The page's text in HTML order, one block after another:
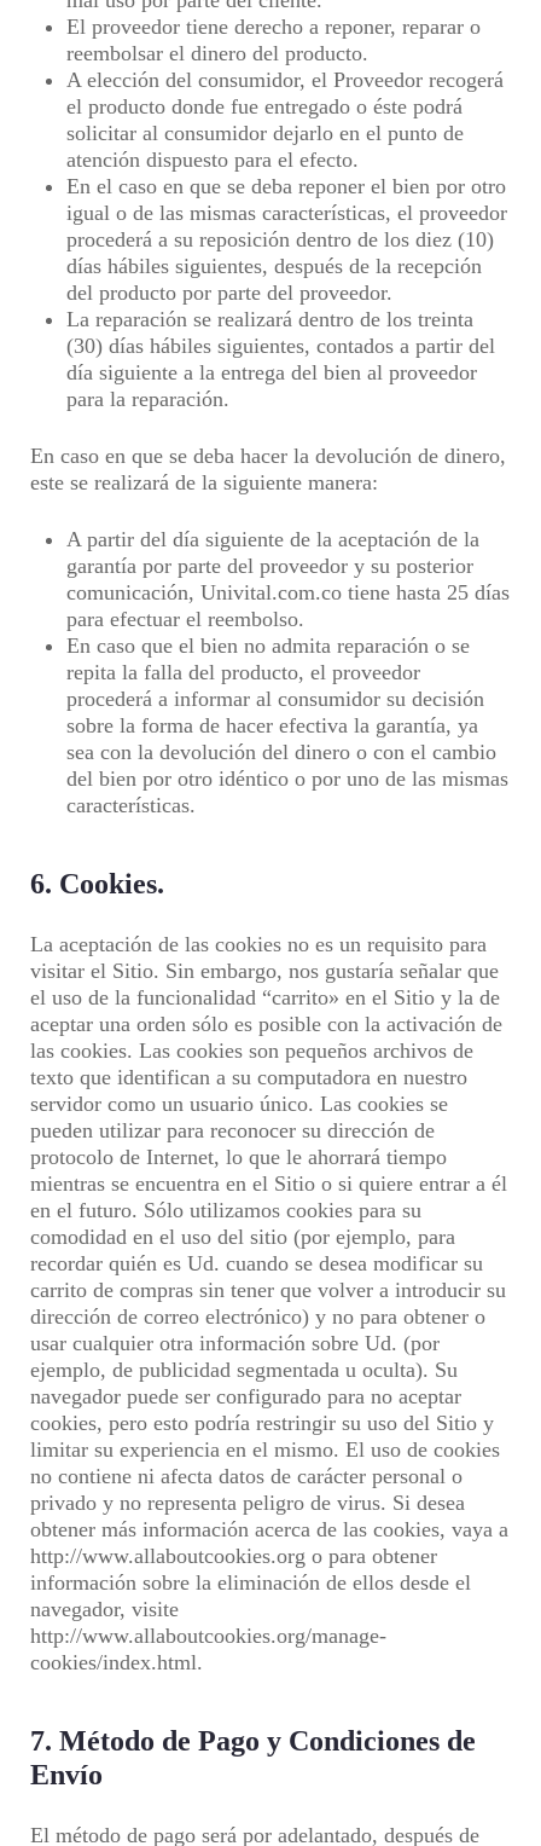
El proveedor tiene derecho a reponer, reparar o
reembolsar el dinero del producto.
A elección del consumidor, el Proveedor recogerá
el producto donde fue entregado o éste podrá
solicitar al consumidor dejarlo en el punto de
atención dispuesto para el efecto.
En el caso en que se deba reponer el bien por otro
igual o de las mismas características, el proveedor
procederá a su reposición dentro de los diez (10)
días hábiles siguientes, después de la recepción
del producto por parte del proveedor.
La reparación se realizará dentro de los treinta
(30) días hábiles siguientes, contados a partir del
día siguiente a la entrega del bien al proveedor
para la reparación.
En caso en que se deba hacer la devolución de dinero,
este se realizará de la siguiente manera:
A partir del día siguiente de la aceptación de la
garantía por parte del proveedor y su posterior
comunicación, Univital.com.co tiene hasta 25 días
para efectuar el reembolso.
En caso que el bien no admita reparación o se
repita la falla del producto, el proveedor
procederá a informar al consumidor su decisión
sobre la forma de hacer efectiva la garantía, ya
sea con la devolución del dinero o con el cambio
del bien por otro idéntico o por uno de las mismas
características.
6. Cookies.
La aceptación de las cookies no es un requisito para
visitar el Sitio. Sin embargo, nos gustaría señalar que
el uso de la funcionalidad “carrito» en el Sitio y la de
aceptar una orden sólo es posible con la activación de
las cookies. Las cookies son pequeños archivos de
texto que identifican a su computadora en nuestro
servidor como un usuario único. Las cookies se
pueden utilizar para reconocer su dirección de
protocolo de Internet, lo que le ahorrará tiempo
mientras se encuentra en el Sitio o si quiere entrar a él
en el futuro. Sólo utilizamos cookies para su
comodidad en el uso del sitio (por ejemplo, para
recordar quién es Ud. cuando se desea modificar su
carrito de compras sin tener que volver a introducir su
dirección de correo electrónico) y no para obtener o
usar cualquier otra información sobre Ud. (por
ejemplo, de publicidad segmentada u oculta). Su
navegador puede ser configurado para no aceptar
cookies, pero esto podría restringir su uso del Sitio y
limitar su experiencia en el mismo. El uso de cookies
no contiene ni afecta datos de carácter personal o
privado y no representa peligro de virus. Si desea
obtener más información acerca de las cookies, vaya a
http://www.allaboutcookies.org o para obtener
información sobre la eliminación de ellos desde el
navegador, visite
http://www.allaboutcookies.org/manage-
cookies/index.html.
7. Método de Pago y Condiciones de
Envío
El método de pago será por adelantado, después de